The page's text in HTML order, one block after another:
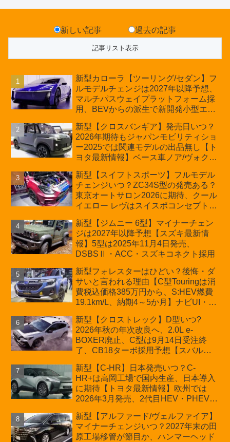
新しい記事 過去の記事
新型カローラ【ツーリング/セダン】フ
ルモデルチェンジは2027年以降予想、
マルチパスウェイプラットフォーム採
用、BEVからの派生で新開発小型エン
の採用は無しか【トヨタ最新情報】60
周年記念車発売
新型【クロスバンギア】発売日いつ？
2026年期待もジャパンモビリティショ
ー2025では関連モデルの出品無し【ト
ヨタ最新情報】ベース車ノア/ヴォクシ
ほか「コア」と「ツール」、デリカ
D:5対抗のクロスオーバーSUVミニバ
ン
新型【スイフトスポーツ】フルモデル
チェンジいつ？ZC34S型の発売ある？
東京オートサロン2026に期待、クール
イエロー レヴはスイスポコンセプト
プが争点【スズキ最新情報】特別仕様
車「ZC33S Final Edition」終了
新型【ジムニー 6型】マイナーチェン
ジは2027年以降予想【スズキ最新情
報】5型は2025年11月4日発売、
DSBSⅡ・ACC・スズキコネクト採用
新型フォレスターはひどい？後悔・ダ
サいと言われる理由【C型Touringは消
費税込価格385万円から、S:HEV燃費
19.1km/L、納期4～5か月】ナビUI・冬
カーオブザイヤーとJNCAP大賞受賞後
も残る注意点
新型【クロストレック】D型いつ?
2026年秋の年次改良へ、2.0L e-
BOXER廃止、C型は9月14日受注終
了、CB18ターボ採用予想【スバル最
新型【C-HR】日本発売いつ？C-
HR+は高岡工場で国内生産、日本導入
に期待【トヨタ最新情報】欧州では
2026年3月発売、2代目HEV・PHEVは
新型【アルファード/ヴェルファイア】
マイナーチェンジいつ？2027年末の田
原工場移管が節目か、ハンマーヘッド